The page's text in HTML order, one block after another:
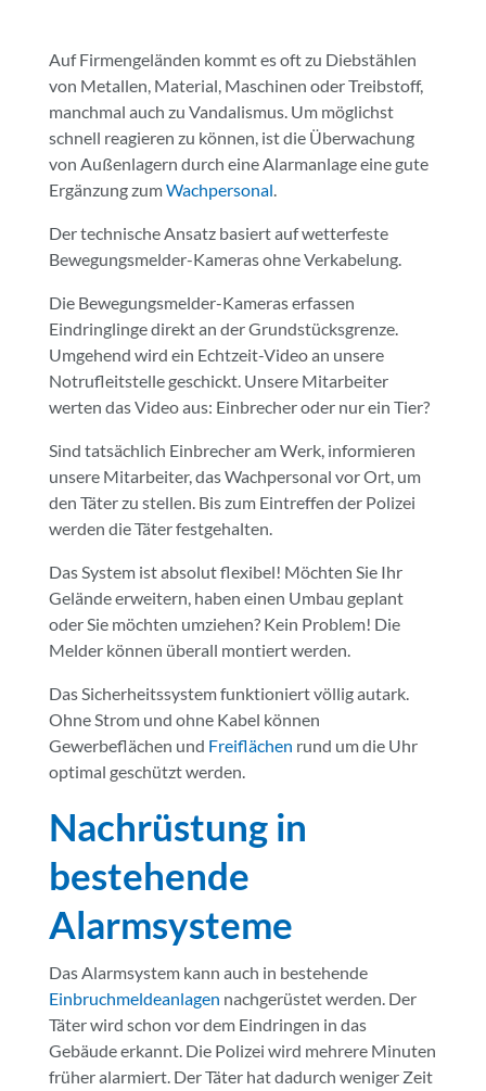
Auf Firmengeländen kommt es oft zu Diebstählen
von Metallen, Material, Maschinen oder Treibstoff,
manchmal auch zu Vandalismus. Um möglichst
schnell reagieren zu können, ist die Überwachung
von Außenlagern durch eine Alarmanlage eine gute
Ergänzung zumWachpersonal.
Der technische Ansatz basiert auf wetterfeste
Bewegungsmelder-Kameras ohne Verkabelung.
Die Bewegungsmelder-Kameras erfassen
Eindringlinge direkt an der Grundstücksgrenze.
Umgehend wird ein Echtzeit-Video an unsere
Notrufleitstelle geschickt. Unsere Mitarbeiter
werten das Video aus: Einbrecher oder nur ein Tier?
Sind tatsächlich Einbrecher am Werk, informieren
unsere Mitarbeiter, das Wachpersonal vor Ort, um
den Täter zu stellen. Bis zum Eintreffen der Polizei
werden die Täter festgehalten.
Das System ist absolut flexibel! Möchten Sie Ihr
Gelände erweitern, haben einen Umbau geplant
oder Sie möchten umziehen? Kein Problem! Die
Melder können überall montiert werden.
Das Sicherheitssystem funktioniert völlig autark.
Ohne Strom und ohne Kabel können
Gewerbeflächen und Freiflächen rund um die Uhr
optimal geschützt werden.
Nachrüstung in
bestehende
Alarmsysteme
Das Alarmsystem kann auch in bestehende
Einbruchmeldeanlagen nachgerüstet werden. Der
Täter wird schon vor dem Eindringen in das
Gebäude erkannt. Die Polizei wird mehrere Minuten
früher alarmiert. Der Täter hat dadurch weniger Zeit